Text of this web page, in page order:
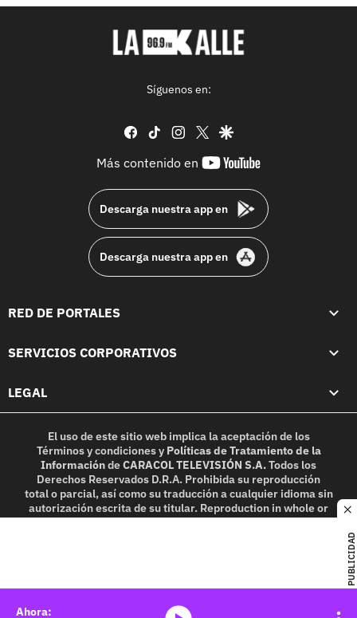
PUBLICIDAD
Síguenos en:
facebook
tiktok instagram
twittergoogle
Más contenido en
youtube-
Descarga nuestra app en
Descarga nuestra app en
RED DE PORTALES
SERVICIOS CORPORATIVOS
LEGAL
El uso de este sitio web implica la aceptación de los
Términos y condicionesy Políticas de Tratamiento de la
InformacióndeCARACOL TELEVISIÓN S.A.Todos los
Derechos Reservados D.R.A. Prohibida su reproducción
total o parcial, así como su traducción a cualquier idioma sin
autorización escrita de su titular. Reproduction in whole or
in part, or translation without written permission is